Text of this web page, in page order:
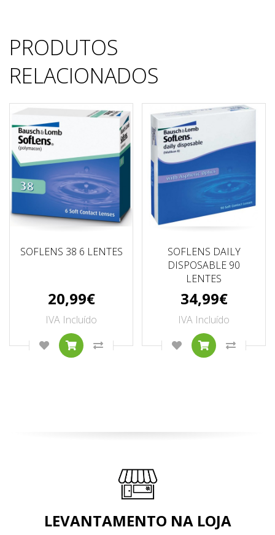
PRODUTOS
RELACIONADOS
SOFLENS 38 6 LENTES
20,99€
IVA Incluído
ADICIONAR À LISTA DE DESEJOS
COMPRARCOMPARAR ESTE PRODUTO
SOFLENS DAILY
DISPOSABLE 90
LENTES
34,99€
IVA Incluído
ADICIONAR À LISTA
COMPRAR
LEVANTAMENTO NA LOJA